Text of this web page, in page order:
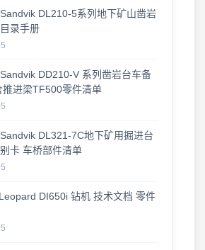
年7月24日
工重机LGMG S1413系列剪叉式
DL210-5系列地下矿山凿岩
录手册
DD210-V 系列凿岩台车备
推进梁TF500零件清单
DL321-7C地下矿用掘进台
卡 车桥部件清单
DI650i 钻机 技术文档 零件